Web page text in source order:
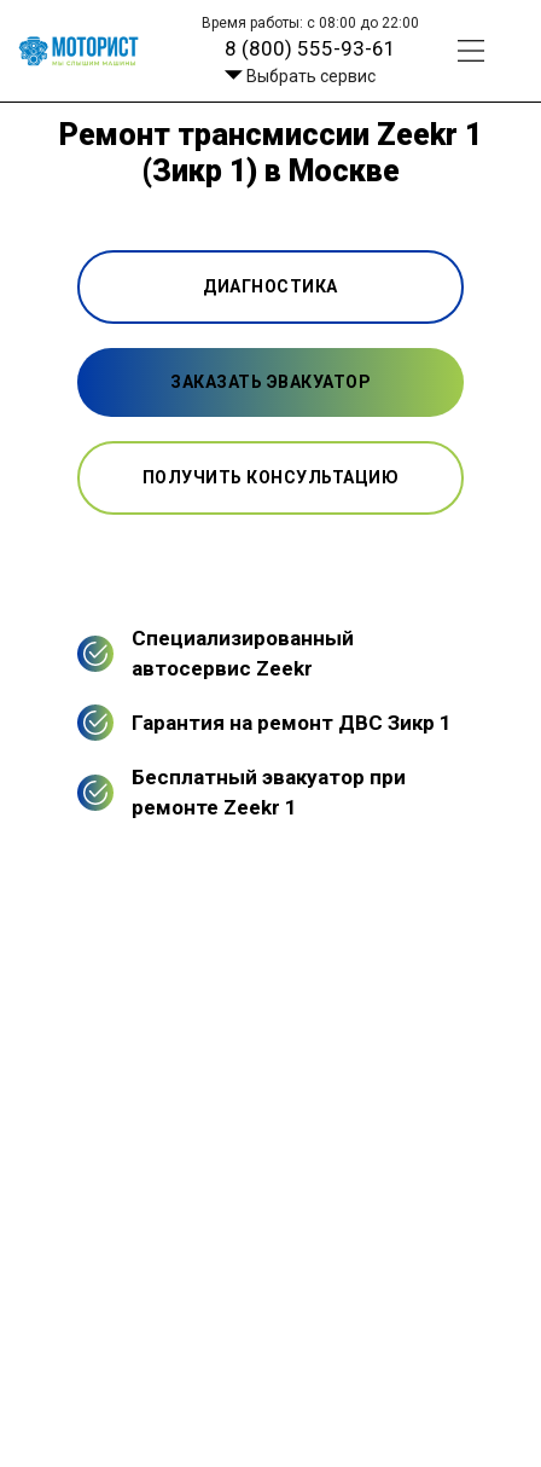
Время работы: с 08:00 до 22:00
8 (800) 555-93-61
Выбрать сервис
Ремонт трансмиссии Zeekr 1
(Зикр 1) в Москве
ДИАГНОСТИКА
ЗАКАЗАТЬ ЭВАКУАТОР
ПОЛУЧИТЬ КОНСУЛЬТАЦИЮ
Специализированный
автосервис Zeekr
Гарантия на ремонт ДВС Зикр 1
Бесплатный эвакуатор при
ремонте Zeekr 1